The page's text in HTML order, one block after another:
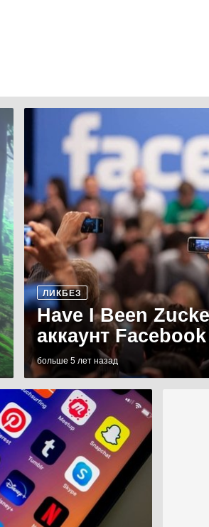
ЛИКБЕЗ
Have I Been
аккаунт
больше 5 лет назад